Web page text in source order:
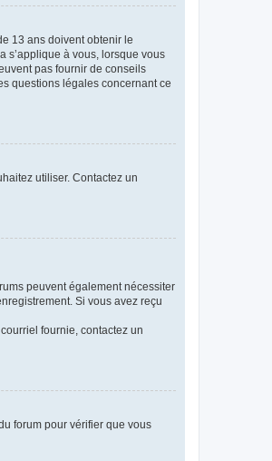
13 ans doivent obtenir le
s’applique à vous, lorsque vous
pas fournir de conseils
questions légales concernant ce
utiliser. Contactez un
peuvent également nécessiter
Si vous avez reçu
fournie, contactez un
forum pour vérifier que vous